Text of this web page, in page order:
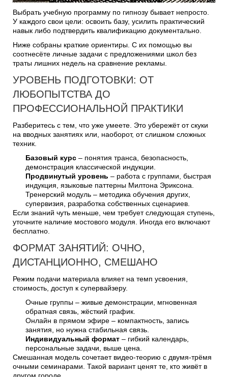
Выбрать учебную программу по гипнозу бывает непросто.
У каждого свои цели: освоить базу, усилить практический
навык либо подтвердить квалификацию документально.
Ниже собраны краткие ориентиры. С их помощью вы
соотнесёте личные задачи с предложениями школ без
траты лишних недель на сравнение рекламы.
УРОВЕНЬ ПОДГОТОВКИ: ОТ
ЛЮБОПЫТСТВА ДО
ПРОФЕССИОНАЛЬНОЙ ПРАКТИКИ
Разберитесь с тем, что уже умеете. Это убережёт от скуки
на вводных занятиях или, наоборот, от слишком сложных
техник.
Базовый курс – понятия транса, безопасность,
демонстрация классической индукции.
Продвинутый уровень – работа с группами, быстрая
индукция, языковые паттерны Милтона Эриксона.
Тренерский модуль – методика обучения других,
супервизия, разработка собственных сценариев.
Если знаний чуть меньше, чем требует следующая ступень,
уточните наличие мостового модуля. Иногда его включают
бесплатно.
ФОРМАТ ЗАНЯТИЙ: ОЧНО,
ДИСТАНЦИОННО, СМЕШАНО
Режим подачи материала влияет на темп усвоения,
стоимость, доступ к супервайзеру.
Очные группы – живые демонстрации, мгновенная
обратная связь, жёсткий график.
Онлайн в прямом эфире – компактность, запись
занятия, но нужна стабильная связь.
Индивидуальный формат – гибкий календарь,
персональные задачи, выше цена.
Смешанная модель сочетает видео-теорию с двумя-трёмя
очными семинарами. Такой вариант ценят те, кто живёт в
другом городе.